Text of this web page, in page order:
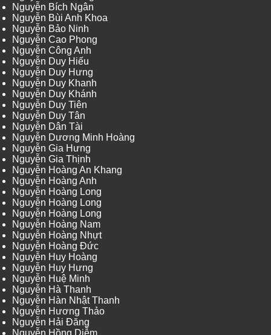
Nguyễn Bích Ngân
Nguyễn Bùi Anh Khoa
Nguyễn Bảo Ninh
Nguyễn Cao Phong
Nguyễn Công Anh
Nguyễn Duy Hiếu
Nguyễn Duy Hưng
Nguyễn Duy Khanh
Nguyễn Duy Khánh
Nguyễn Duy Tiên
Nguyễn Duy Tân
Nguyễn Dân Tài
Nguyễn Dương Minh Hoàng
Nguyễn Gia Hưng
Nguyễn Gia Thịnh
Nguyễn Hoàng An Khang
Nguyễn Hoàng Anh
Nguyễn Hoàng Long
Nguyễn Hoàng Long
Nguyễn Hoàng Long
Nguyễn Hoàng Nam
Nguyễn Hoàng Nhựt
Nguyễn Hoàng Đức
Nguyễn Huy Hoàng
Nguyễn Huy Hưng
Nguyễn Huệ Minh
Nguyễn Hà Thanh
Nguyễn Hàn Nhật Thanh
Nguyễn Hương Thảo
Nguyễn Hải Đăng